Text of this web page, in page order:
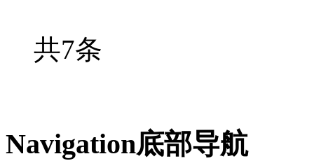
共7条
Navigation底部导航